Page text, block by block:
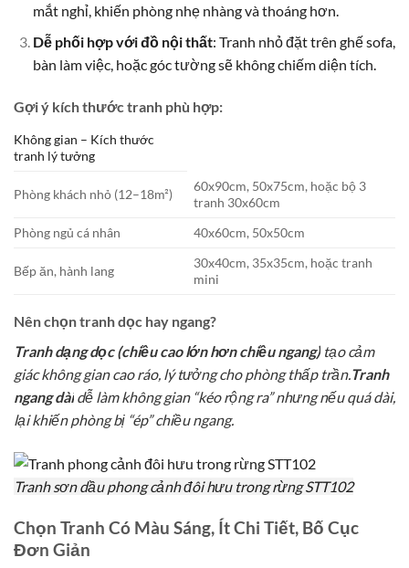
mắt nghỉ, khiến phòng nhẹ nhàng và thoáng hơn.
Dễ phối hợp với đồ nội thất: Tranh nhỏ đặt trên ghế sofa,
bàn làm việc, hoặc góc tường sẽ không chiếm diện tích.
Gợi ý kích thước tranh phù hợp:
Không gian – Kích thước
tranh lý tưởng
Phòng khách nhỏ (12–18m²)
60x90cm, 50x75cm, hoặc bộ 3
tranh 30x60cm
Phòng ngủ cá nhân
40x60cm, 50x50cm
Bếp ăn, hành lang
30x40cm, 35x35cm, hoặc tranh
mini
Nên chọn tranh dọc hay ngang?
Tranh dạng dọc (chiều cao lớn hơn chiều ngang) tạo cảm
giác không gian cao ráo, lý tưởng cho phòng thấp trần.Tranh
ngang dài dễ làm không gian “kéo rộng ra” nhưng nếu quá dài,
lại khiến phòng bị “ép” chiều ngang.
Tranh sơn dầu phong cảnh đôi hưu trong rừng STT102
Chọn Tranh Có Màu Sáng, Ít Chi Tiết, Bố Cục
Đơn Giản